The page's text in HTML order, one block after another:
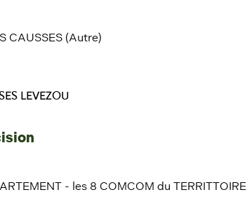
CAUSSES (Autre)
LEVEZOU
- les 8 COMCOM du TERRITTOIRE